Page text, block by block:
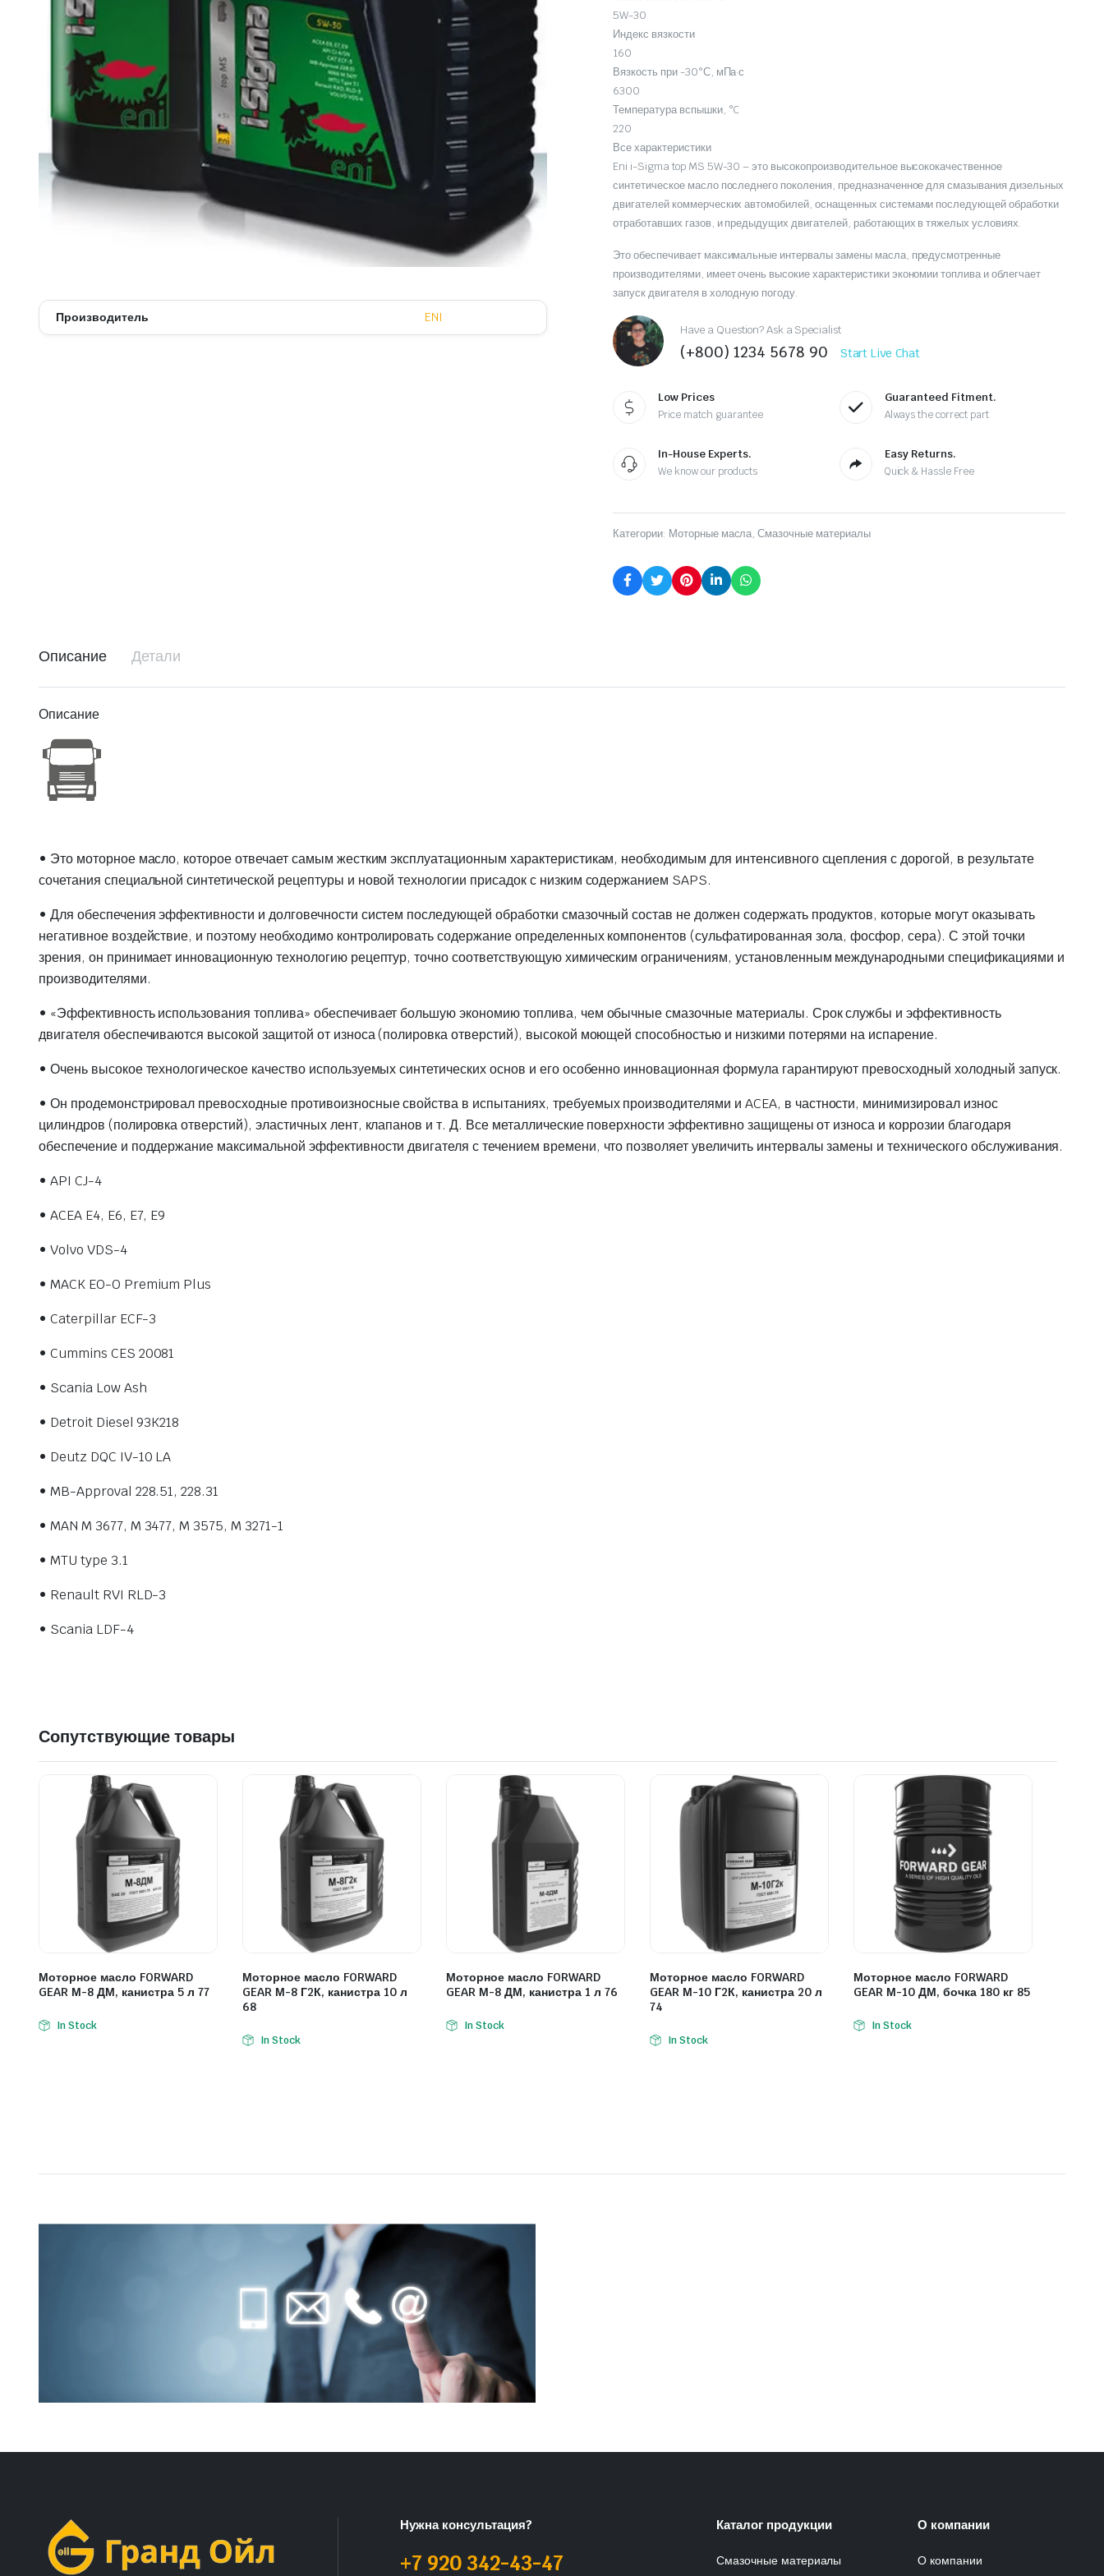
Многофункциональные масла
Моторные масла
Редукторные масла
Синтетические масла
Смазка
Турбинные масла
Цепные масла
Производитель ENI
5W-30
Индекс вязкости
160
Вязкость при -30°С, мПа·с
6300
Температура вспышки, °C
220
Все характеристики
Eni i-Sigma top MS 5W-30 – это высокопроизводительное высококачественное
синтетическое масло последнего поколения, предназначенное для смазывания дизельных
двигателей коммерческих автомобилей, оснащенных системами последующей обработки
отработавших газов, и предыдущих двигателей, работающих в тяжелых условиях.
Это обеспечивает максимальные интервалы замены масла, предусмотренные
производителями, имеет очень высокие характеристики экономии топлива и облегчает
запуск двигателя в холодную погоду.
Have a Question? Ask a Specialist
(+800) 1234 5678 90 Start Live Chat
Low Prices
Price match guarantee
Guaranteed Fitment.
Always the correct part
In-House Experts.
We know our products
Easy Returns.
Quick & Hassle Free
Категории: Моторные масла,Смазочные материалы
Описание Детали
Описание
• Это моторное масло, которое отвечает самым жестким эксплуатационным характеристикам, необходимым для интенсивного сцепления с дорогой, в результате
сочетания специальной синтетической рецептуры и новой технологии присадок с низким содержанием SAPS.
• Для обеспечения эффективности и долговечности систем последующей обработки смазочный состав не должен содержать продуктов, которые могут оказывать
негативное воздействие, и поэтому необходимо контролировать содержание определенных компонентов (сульфатированная зола, фосфор, сера). С этой точки
зрения, он принимает инновационную технологию рецептур, точно соответствующую химическим ограничениям, установленным международными спецификациями и
производителями.
• «Эффективность использования топлива» обеспечивает большую экономию топлива, чем обычные смазочные материалы. Срок службы и эффективность
двигателя обеспечиваются высокой защитой от износа (полировка отверстий), высокой моющей способностью и низкими потерями на испарение.
• Очень высокое технологическое качество используемых синтетических основ и его особенно инновационная формула гарантируют превосходный холодный запуск.
• Он продемонстрировал превосходные противоизносные свойства в испытаниях, требуемых производителями и ACEA, в частности, минимизировал износ
цилиндров (полировка отверстий), эластичных лент, клапанов и т. Д. Все металлические поверхности эффективно защищены от износа и коррозии благодаря
обеспечение и поддержание максимальной эффективности двигателя с течением времени, что позволяет увеличить интервалы замены и технического обслуживания.
• API CJ-4
• ACEA E4, E6, E7, E9
• Volvo VDS-4
• MACK EO-O Premium Plus
• Caterpillar ECF-3
• Cummins CES 20081
• Scania Low Ash
• Detroit Diesel 93K218
• Deutz DQC IV-10 LA
• MB-Approval 228.51, 228.31
• MAN M 3677, M 3477, M 3575, M 3271-1
• MTU type 3.1
• Renault RVI RLD-3
• Scania LDF-4
Сопутствующие товары
Моторное масло FORWARD
GEAR М-8 ДМ, канистра 5 л 77
In Stock
Моторное масло FORWARD
GEAR М-8 Г2К, канистра 10 л
68
In Stock
Моторное масло FORWARD
GEAR М-8 ДМ, канистра 1 л 76
In Stock
Моторное масло FORWARD
GEAR М-10 Г2К, канистра 20 л
74
In Stock
Моторное масло FORWARD
GEAR М-10 ДМ, бочка 180 кг 85
In Stock
Нужна консультация?
+7 920 342-43-47
Каталог продукции
Смазочные материалы
О компании
О компании